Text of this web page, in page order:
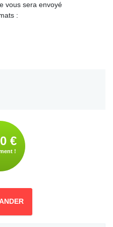
vous sera envoyé
:
€
!